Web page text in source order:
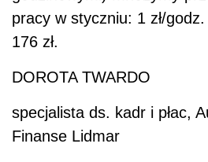
pracy w styczniu: 1 zł/
176 zł.
DOROTA TWARDO
specjalista ds. kadr i płac,
Finanse Lidmar